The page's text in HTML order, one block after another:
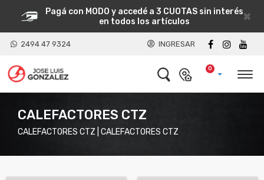
×
Pagá con MODO y accedé a 3 CUOTAS sin interés
en todos los artículos
2494 47 9324 INGRESAR
0
CALEFACTORES CTZ
CALEFACTORES CTZ | CALEFACTORES CTZ